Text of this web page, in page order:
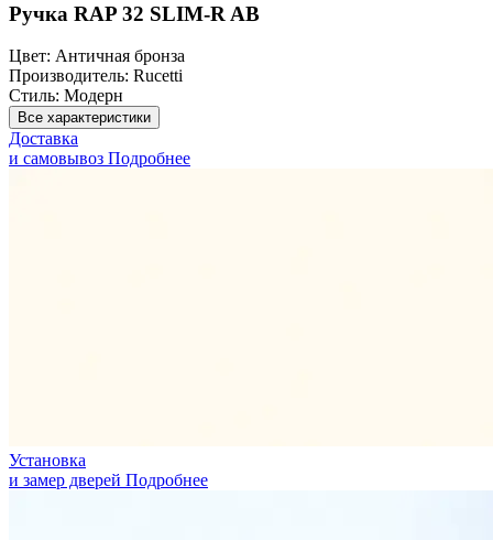
Ручка RAP 32 SLIM-R AB
Цвет: Античная бронза
Производитель: Rucetti
Стиль: Модерн
Все характеристики
Доставка
и самовывоз Подробнее
Установка
и замер дверей Подробнее